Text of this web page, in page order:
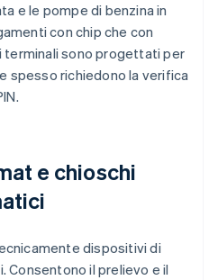
e le pompe di benzina in
con chip che con
sono progettati per
spesso richiedono la verifica
e chioschi
dispositivi di
Consentono il prelievo e il